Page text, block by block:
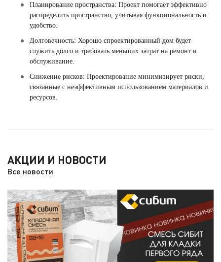
Планирование пространства: Проект помогает эффективно
распределить пространство, учитывая функциональность и
удобство.
Долговечность: Хорошо спроектированный дом будет
служить долго и требовать меньших затрат на ремонт и
обслуживание.
Снижение рисков: Проектирование минимизирует риски,
связанные с неэффективным использованием материалов и
ресурсов.
АКЦИИ И НОВОСТИ
Все новости